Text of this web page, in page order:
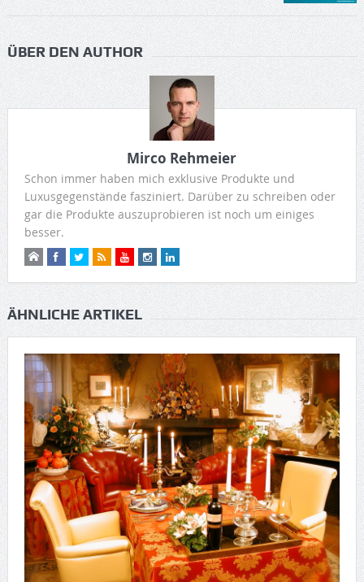
ÜBER DEN AUTHOR
Mirco Rehmeier
Schon immer haben mich exklusive Produkte und
Luxusgegenstände fasziniert. Darüber zu schreiben oder
gar die Produkte auszuprobieren ist noch um einiges
besser.
ÄHNLICHE ARTIKEL